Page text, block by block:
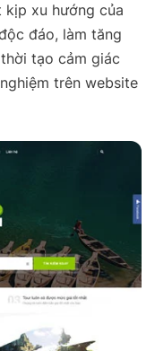
xu hướng của
đáo, làm tăng
tạo cảm giác
trên website